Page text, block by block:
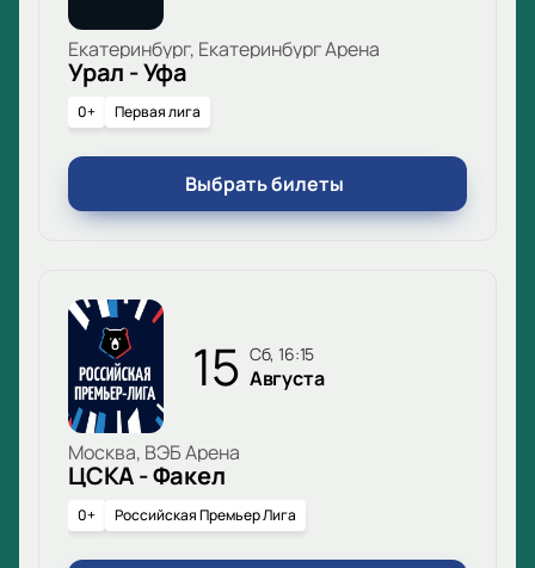
Екатеринбург, Екатеринбург Арена
Урал - Уфа
0+ Первая лига
Выбрать билеты
15 сб, 16:15
Августа
Москва, ВЭБ Арена
ЦСКА - Факел
0+ Российская Премьер Лига